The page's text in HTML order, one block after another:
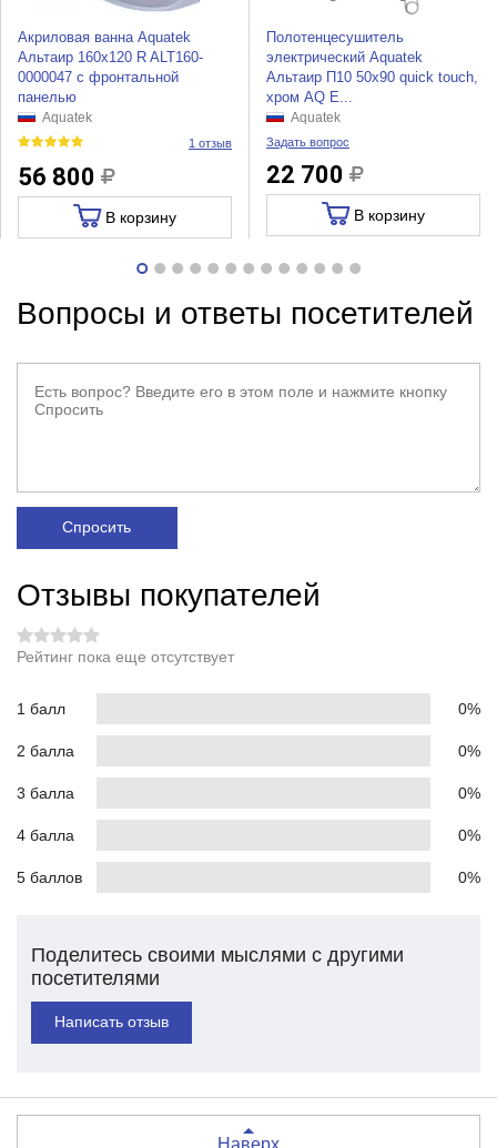
Акриловая ванна Aquatek
Альтаир 160х120 R ALT160-
0000047 с фронтальной
панелью
Aquatek
1 отзыв
56 800
В корзину
Полотенцесушитель
электрический Aquatek
Альтаир П10 50x90 quick touch,
хром AQ E...
Aquatek
Задать вопрос
22 700
В корзину
Вопросы и ответы посетителей
Спросить
Отзывы покупателей
Рейтинг пока еще отсутствует
1 балл 0%
2 балла 0%
3 балла 0%
4 балла 0%
5 баллов 0%
Поделитесь своими мыслями с другими
посетителями
Написать отзыв
Наверх